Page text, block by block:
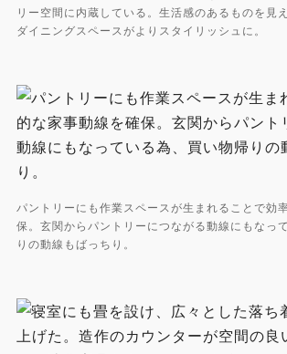
リー空間に内蔵している。生活感のあるものを見
ダイニングスペースがよりスタイリッシュに。
パントリーにも作業スペースが生まれることで効
保。玄関からパントリーにつながる動線にもなっ
りの動線もばっちり。